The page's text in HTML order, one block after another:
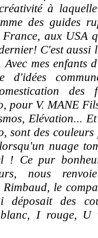
à
des guides
France, aux USA
C'est aussi
mes enfants
d'idées
des
pour V. MANE
Elévation...
sont des
nuage
! Ce pur
nous
le
déposait des
I rouge, U